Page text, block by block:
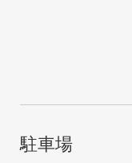
駐車場